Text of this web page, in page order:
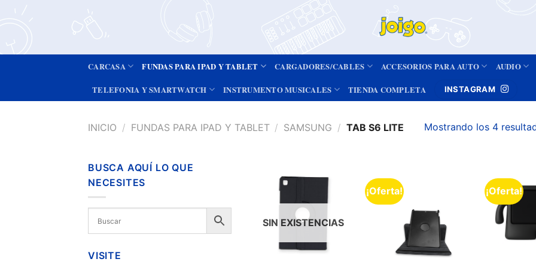
CARCASA FUNDAS PARA IPAD Y TABLET CARGADORES/CABLES ACCESORIOS PARA AUTO AUDIO
TELEFONIA Y SMARTWATCH INSTRUMENTO MUSICALES TIENDA COMPLETA INSTAGRAM
INICIO / FUNDAS PARA IPAD Y TABLET / SAMSUNG / TAB S6 LITE Mostrando los 4
BUSCA AQUÍ LO QUE
NECESITES
VISITE
deseos
SIN EXISTENCIAS
¡Oferta! ¡Oferta!